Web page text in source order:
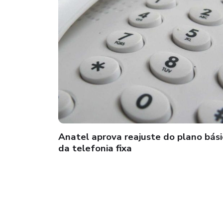
Anatel aprova reajuste do plano
da telefonia fixa